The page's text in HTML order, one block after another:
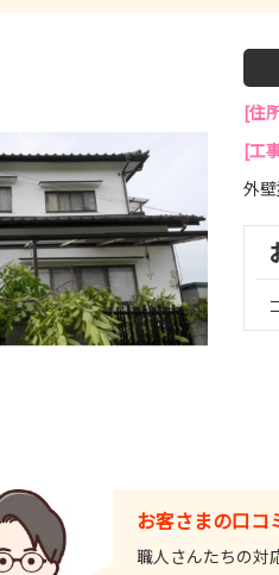
[住
[工
外
お客さまの口コ
職人さんたちの対